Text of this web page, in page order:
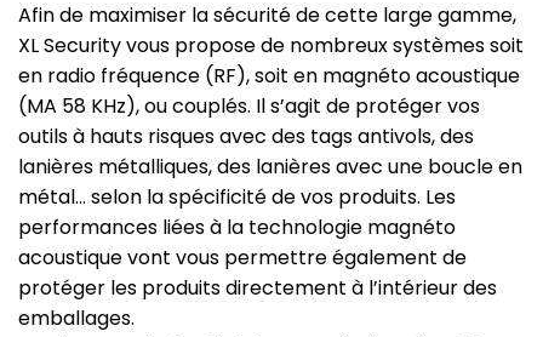
Afin de maximiser la sécurité de cette large gamme,
XL Security vous propose de nombreux systèmes soit
en radio fréquence (RF), soit en magnéto acoustique
(MA 58 KHz), ou couplés. Il s’agit de protéger vos
outils à hauts risques avec des tags antivols, des
lanières métalliques, des lanières avec une boucle en
métal… selon la spécificité de vos produits. Les
performances liées à la technologie magnéto
acoustique vont vous permettre également de
protéger les produits directement à l’intérieur des
emballages.